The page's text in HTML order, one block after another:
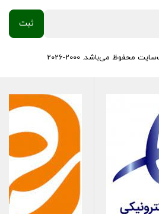
محفوظ می‌باشد. 2000-2026